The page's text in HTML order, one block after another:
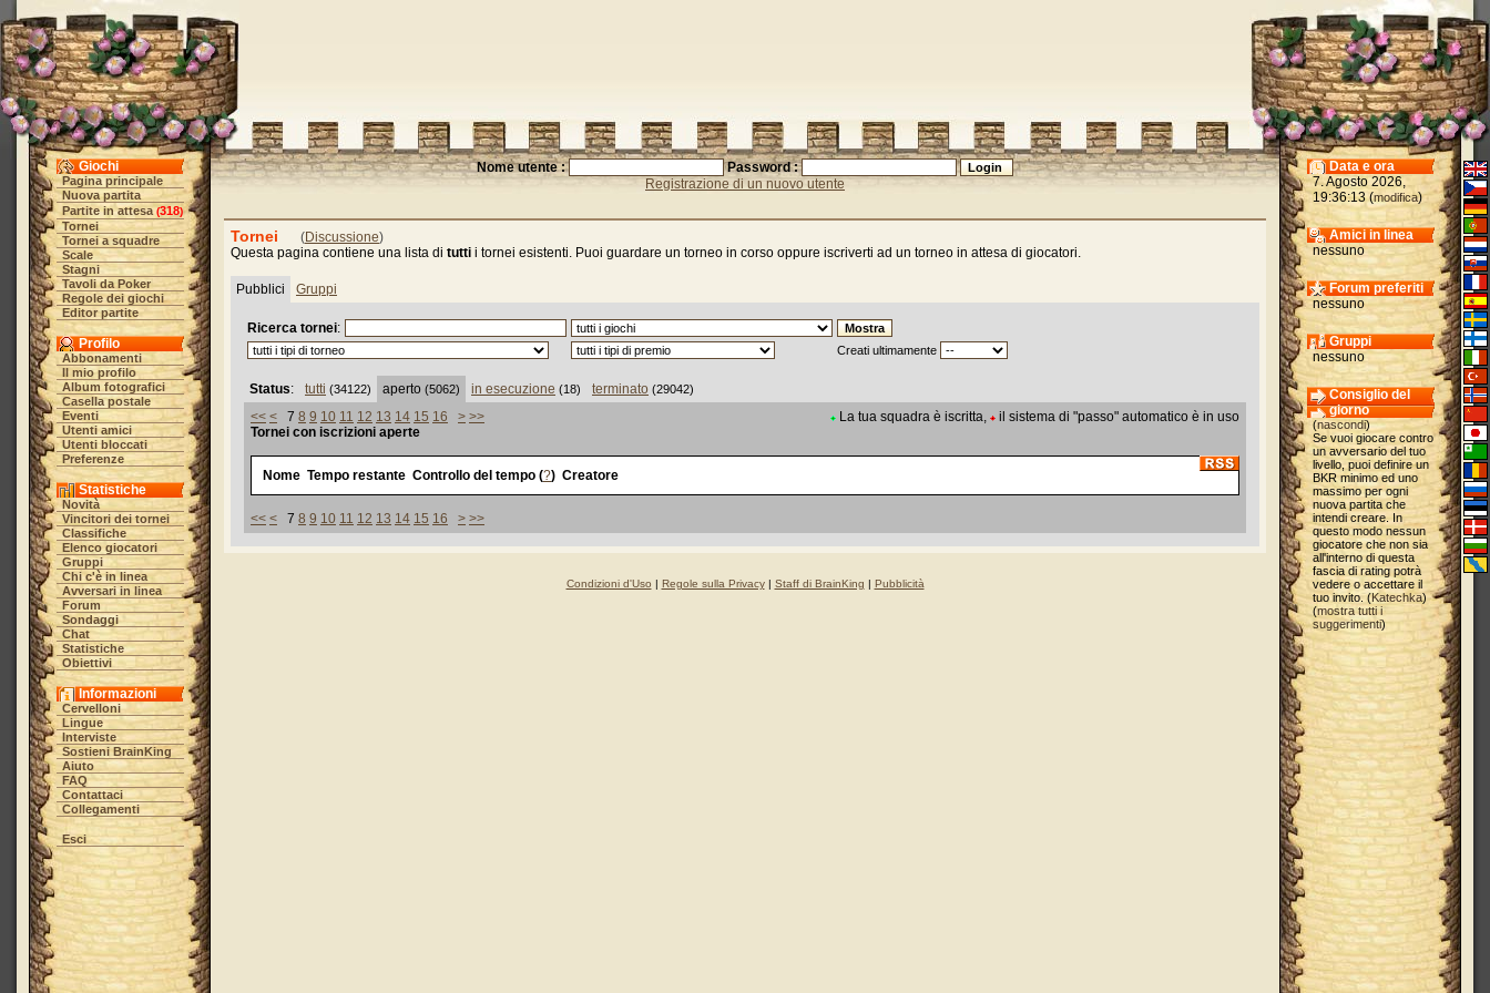
Giochi
Pagina principale
Nuova partita
Partite in attesa (318)
Tornei
Tornei a squadre
Scale
Stagni
Tavoli da Poker
Regole dei giochi
Editor partite
Profilo
Abbonamenti
Il mio profilo
Album fotografici
Casella postale
Eventi
Utenti amici
Utenti bloccati
Preferenze
Statistiche
Novità
Vincitori dei tornei
Classifiche
Elenco giocatori
Gruppi
Chi c'è in linea
Avversari in linea
Forum
Sondaggi
Chat
Statistiche
Obiettivi
Informazioni
Cervelloni
Lingue
Interviste
Sostieni BrainKing
Aiuto
FAQ
Contattaci
Collegamenti
Esci
Nome utente :
Password :
Registrazione di un nuovo utente
Tornei (Discussione)
Questa pagina contiene una lista di tutti i tornei esistenti. Puoi guardare un torneo in corso oppure iscriverti ad un torneo in attesa di giocatori.
Pubblici Gruppi
Ricerca tornei:
Creati ultimamente
Status: tutti (34122) aperto (5062) in esecuzione (18) terminato (29042)
La tua squadra è iscritta, il sistema di "passo" automatico è in uso
<< < 7 8 9 10 11 12 13 14 15 16 > >>
Tornei con iscrizioni aperte
Nome Tempo restante Controllo del tempo (?) Creatore
<< < 7 8 9 10 11 12 13 14 15 16 > >>
Condizioni d'Uso | Regole sulla Privacy| Staff di BrainKing | Pubblicità
Data e ora
7. Agosto 2026,
19:36:13 (modifica)
Amici in linea
nessuno
Forum preferiti
nessuno
Gruppi
nessuno
Consiglio del
giorno
(nascondi)
Se vuoi giocare contro
un avversario del tuo
livello, puoi definire un
BKR minimo ed uno
massimo per ogni
nuova partita che
intendi creare. In
questo modo nessun
giocatore che non sia
all'interno di questa
fascia di rating potrà
vedere o accettare il
tuo invito. (Katechka)
(mostra tutti i
suggerimenti)